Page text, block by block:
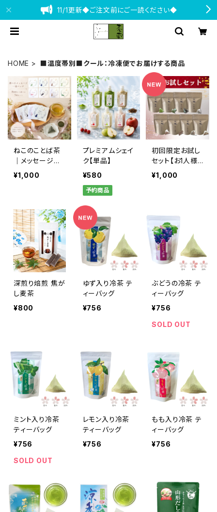
11/1更新◆ご注文前にご一読ください◆
HOME ■温度帯別■クール：冷凍便でお届けする商品
ねこのことば茶
｜メッセージテ
ィーバッグ（同柄
5個セット・全8
¥1,000
プレミアムシェイ
ク【単品】
¥580
予約商品
初回限定お試し
セット【お1人様１
回限り】
¥1,000
深煎り焙煎 焦が
し麦茶
¥800
ゆず入り冷茶 テ
ィーバッグ
¥756
ぶどうの冷茶 テ
ィーバッグ
¥756
SOLD OUT
ミント入り冷茶
ティーバッグ
¥756
SOLD OUT
レモン入り冷茶
ティーバッグ
¥756
もも入り冷茶 テ
ィーバッグ
¥756